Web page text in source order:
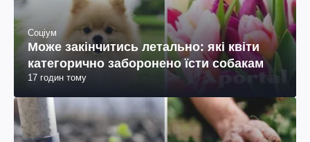
Соціум
Може закінчитись летально: які квіти
категорично заборонено їсти собакам
17 годин тому